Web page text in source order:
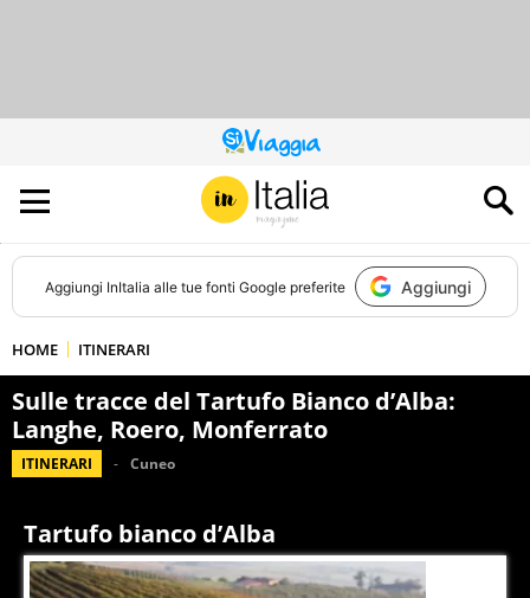
QUESTO
SITO
CONTRIBUISCE
ALL’AUDIENCE
DI
Aggiungi InItalia alle tue fonti Google preferite Aggiungi
HOME ITINERARI
Sulle tracce del Tartufo Bianco d’Alba:
Langhe, Roero, Monferrato
ITINERARI Cuneo
Tartufo bianco d’Alba